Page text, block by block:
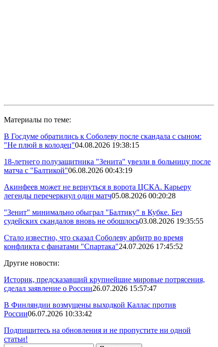
Материалы по теме:
В Госдуме обратились к Соболеву после скандала с сыном:
"Не плюй в колодец"04.08.2026 19:38:15
18-летнего полузащитника "Зенита" увезли в больницу после
матча с "Балтикой"06.08.2026 00:43:19
Акинфеев может не вернуться в ворота ЦСКА. Карьеру
легенды перечеркнул один матч05.08.2026 00:20:28
"Зенит" минимально обыграл "Балтику" в Кубке. Без
судейских скандалов вновь не обошлось03.08.2026 19:35:55
Стало известно, что сказал Соболеву арбитр во время
конфликта с фанатами "Спартака"24.07.2026 17:45:52
Другие новости:
Историк, предсказавший крупнейшие мировые потрясения,
сделал заявление о России26.07.2026 15:57:47
В Финляндии возмущены выходкой Каллас против
России06.07.2026 10:33:42
Подпишитесь на обновления и не пропустите ни одной
статьи!